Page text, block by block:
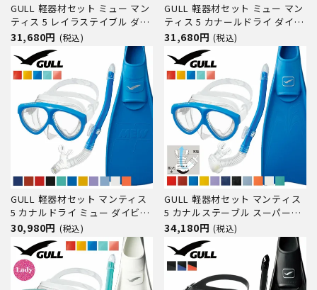
GULL 軽器材セット ミュー マン
ティス 5 レイラステイブル ダイ
ビング マスク フィン シュノー
ケル セット 軽器材 3点セット ダ
イビングマスク フルフットフィ
ン スノーケル スキンダイビング
スキューバダイビング
31,680円 (税込)
GULL 軽器材セット ミュー マン
ティス 5 カナールドライ ダイビ
ング マスク フィン シュノーケ
ル セット 軽器材 3点セット ダイ
ビングマスク フルフットフィン
スノーケル スキューバダイビン
グ 軽器材 セット 【ma
31,680円 (税込)
GULL 軽器材セット マンティス
5 カナルドライ ミュー ダイビン
グ マスク フィン シュノーケル
セット 軽器材 3点セット ダイビ
ングマスク フルフットフィン ス
ノーケル スキンダイビング スキ
ューバダイビング 軽器
30,980円 (税込)
GULL 軽器材セット マンティス
5 カナルステーブル スーパーミ
ュー ダイビング マスク フィン
シュノーケル セット 軽器材 3点
セット ダイビングマスク フルフ
ットフィン スノーケル スキュー
バダイビング 軽器材 セ
34,180円 (税込)